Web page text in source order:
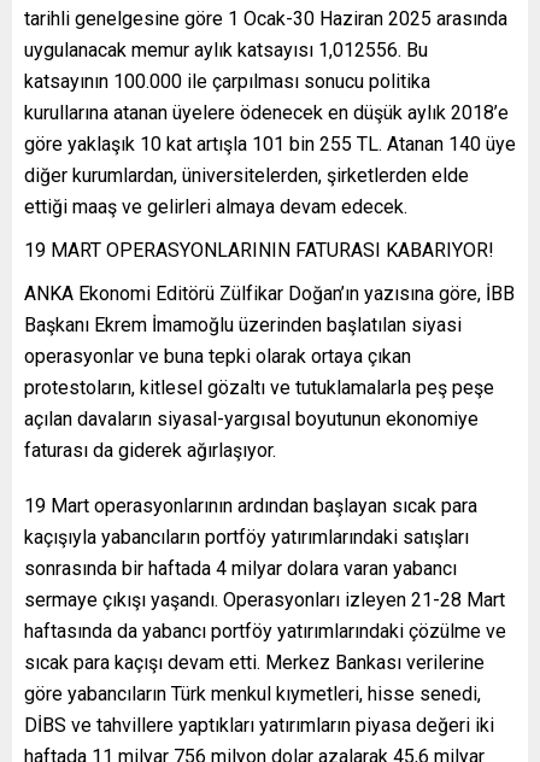
tarihli genelgesine göre 1 Ocak-30 Haziran 2025 arasında
uygulanacak memur aylık katsayısı 1,012556. Bu
katsayının 100.000 ile çarpılması sonucu politika
kurullarına atanan üyelere ödenecek en düşük aylık 2018’e
göre yaklaşık 10 kat artışla 101 bin 255 TL. Atanan 140 üye
diğer kurumlardan, üniversitelerden, şirketlerden elde
ettiği maaş ve gelirleri almaya devam edecek.
19 MART OPERASYONLARININ FATURASI KABARIYOR!
ANKA Ekonomi Editörü Zülfikar Doğan’ın yazısına göre, İBB
Başkanı Ekrem İmamoğlu üzerinden başlatılan siyasi
operasyonlar ve buna tepki olarak ortaya çıkan
protestoların, kitlesel gözaltı ve tutuklamalarla peş peşe
açılan davaların siyasal-yargısal boyutunun ekonomiye
faturası da giderek ağırlaşıyor.
19 Mart operasyonlarının ardından başlayan sıcak para
kaçışıyla yabancıların portföy yatırımlarındaki satışları
sonrasında bir haftada 4 milyar dolara varan yabancı
sermaye çıkışı yaşandı. Operasyonları izleyen 21-28 Mart
haftasında da yabancı portföy yatırımlarındaki çözülme ve
sıcak para kaçışı devam etti. Merkez Bankası verilerine
göre yabancıların Türk menkul kıymetleri, hisse senedi,
DİBS ve tahvillere yaptıkları yatırımların piyasa değeri iki
haftada 11 milyar 756 milyon dolar azalarak 45,6 milyar